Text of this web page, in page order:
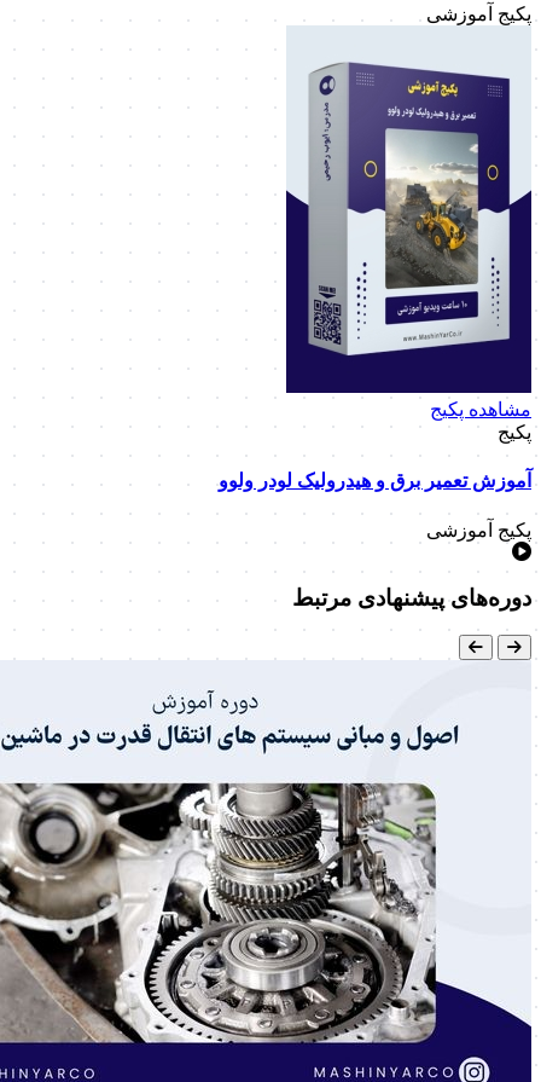
پکیج آموزشی
مشاهده پکیج
پکیج
آموزش تعمیر برق و هیدرولیک لودر ولوو
پکیج آموزشی
دوره‌های پیشنهادی مرتبط